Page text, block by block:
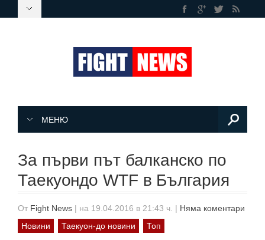
МЕНЮ
За първи път балканско по
Таекуондо WTF в България
От Fight News | на 19.04.2016 в 21:43 ч. | Няма коментари
Новини
Таекуон-до новини Топ